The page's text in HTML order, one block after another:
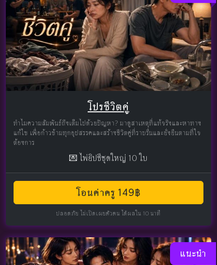
โปรชีวิตคู่
ทำไมความสัมพันธ์ถึงเต็มไปด้วยปัญหา? มาดูสาเหตุที่แท้จริงและหาทาง
แก้ไข เพื่อก้าวข้ามทุกอุปสรรคและสร้างชีวิตคู่ที่ราบรื่นและยั่งยืนตามที่ใจ
ต้องการ
💌 ไพ่ยิปซีชุดใหญ่ 10 ใบ
โอนค่าครู 149฿
ปลอดภัย ไม่เปิดเผยตัวตน ได้ผลใน 10 นาที
แนะนำ